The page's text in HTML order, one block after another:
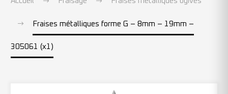
Fraises métalliques forme G – 8mm – 19mm –
305061 (x1)